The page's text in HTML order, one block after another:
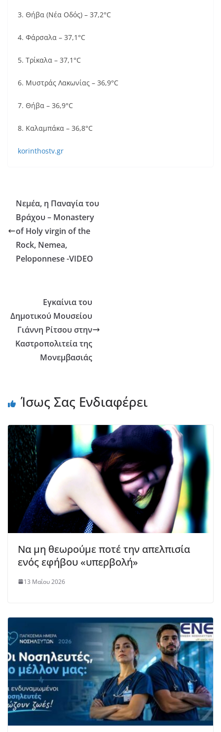
3. Θήβα (Νέα Οδός) – 37,2°C
4. Φάρσαλα – 37,1°C
5. Τρίκαλα – 37,1°C
6. Μυστράς Λακωνίας – 36,9°C
7. Θήβα – 36,9°C
8. Καλαμπάκα – 36,8°C
korinthostv.gr
Νεμέα, η Παναγία του
Βράχου – Monastery
of Holy virgin of the
Rock, Nemea,
Peloponnese -VIDEO
Εγκαίνια του
Δημοτικού Μουσείου
Γιάννη Ρίτσου στην
Καστροπολιτεία της
Μονεμβασιάς
Ίσως Σας Ενδιαφέρει
Να μη θεωρούμε ποτέ την απελπισία
ενός εφήβου «υπερβολή»
13 Μαΐου 2026